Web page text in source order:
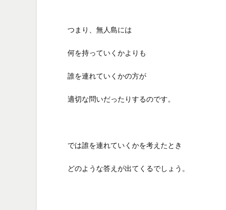
つまり、無人島には
何を持っていくかよりも
誰を連れていくかの方が
適切な問いだったりするのです。
では誰を連れていくかを考えたとき
どのような答えが出てくるでしょう。